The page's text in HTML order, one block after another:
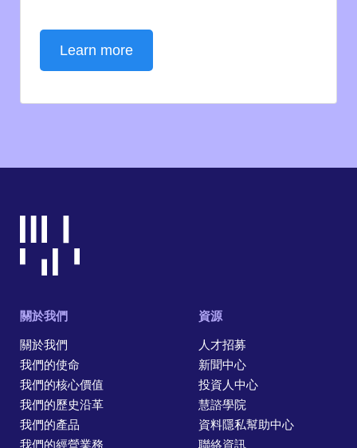
Learn more
關於我們
關於我們
我們的使命
我們的核心價值
我們的歷史沿革
我們的產品
我們的經營業務
資源
人才招募
新聞中心
投資人中心
慧諮學院
資料隱私幫助中心
聯絡資訊